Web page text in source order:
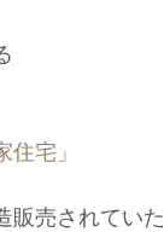
住宅」
販売されていた